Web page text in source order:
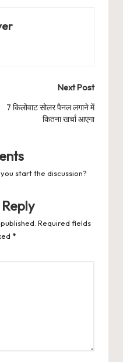
Next Post
7 किलोवाट सोलर पैनल लगाने में
कितना खर्चा आएगा
start the discussion?
Required fields
*